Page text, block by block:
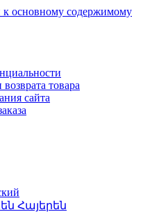
к основному содержимому
товара
сайта
Հայերեն